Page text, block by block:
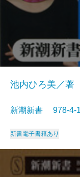
池内ひろ美／著
新潮新書 978-4-
新書電子書籍あり